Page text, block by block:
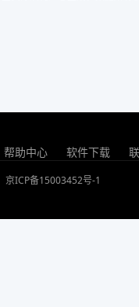
帮助中心 软件下载
京ICP备15003452号-1